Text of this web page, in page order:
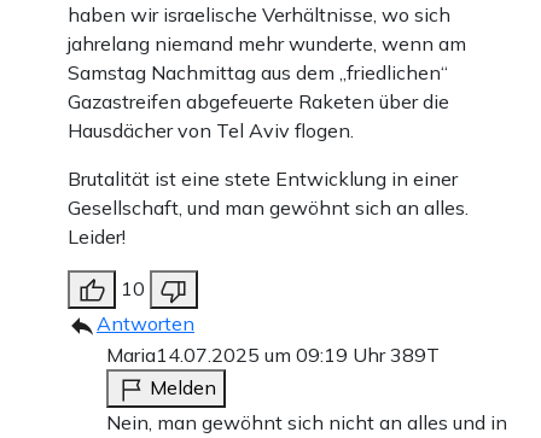
haben wir israelische Verhältnisse, wo sich
jahrelang niemand mehr wunderte, wenn am
Samstag Nachmittag aus dem „friedlichen“
Gazastreifen abgefeuerte Raketen über die
Hausdächer von Tel Aviv flogen.
Brutalität ist eine stete Entwicklung in einer
Gesellschaft, und man gewöhnt sich an alles.
Leider!
10
Antworten
Maria14.07.2025 um 09:19 Uhr389T
Melden
Nein, man gewöhnt sich nicht an alles und in